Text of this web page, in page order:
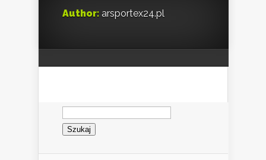
Author: arsportex24.pl
Szukaj: